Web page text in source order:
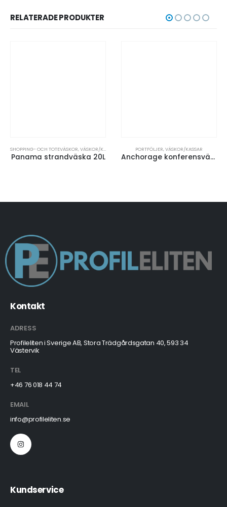
RELATERADE PRODUKTER
SHOPPING- OCH TOTEVÄSKOR,VÄSKOR/KASSAR
Panama strandväska 20L
PORTFÖLJER,VÄSKOR/KASSAR
Anchorage konferensväska 11L
Kontakt
ADRESS
Profileliten i Sverige AB, Stora Trädgårdsgatan 40, 593 34
Västervik
TEL
+46 76 018 44 74
EMAIL
info@profileliten.se
Kundservice